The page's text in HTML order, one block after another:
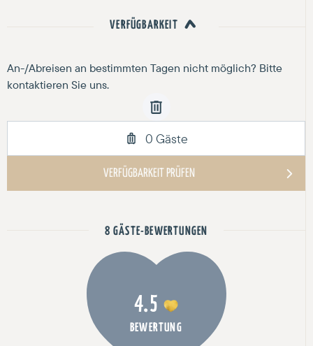
VERFÜGBARKEIT
8 GÄSTE-BEWERTUNGEN
4.5
BEWERTUNG